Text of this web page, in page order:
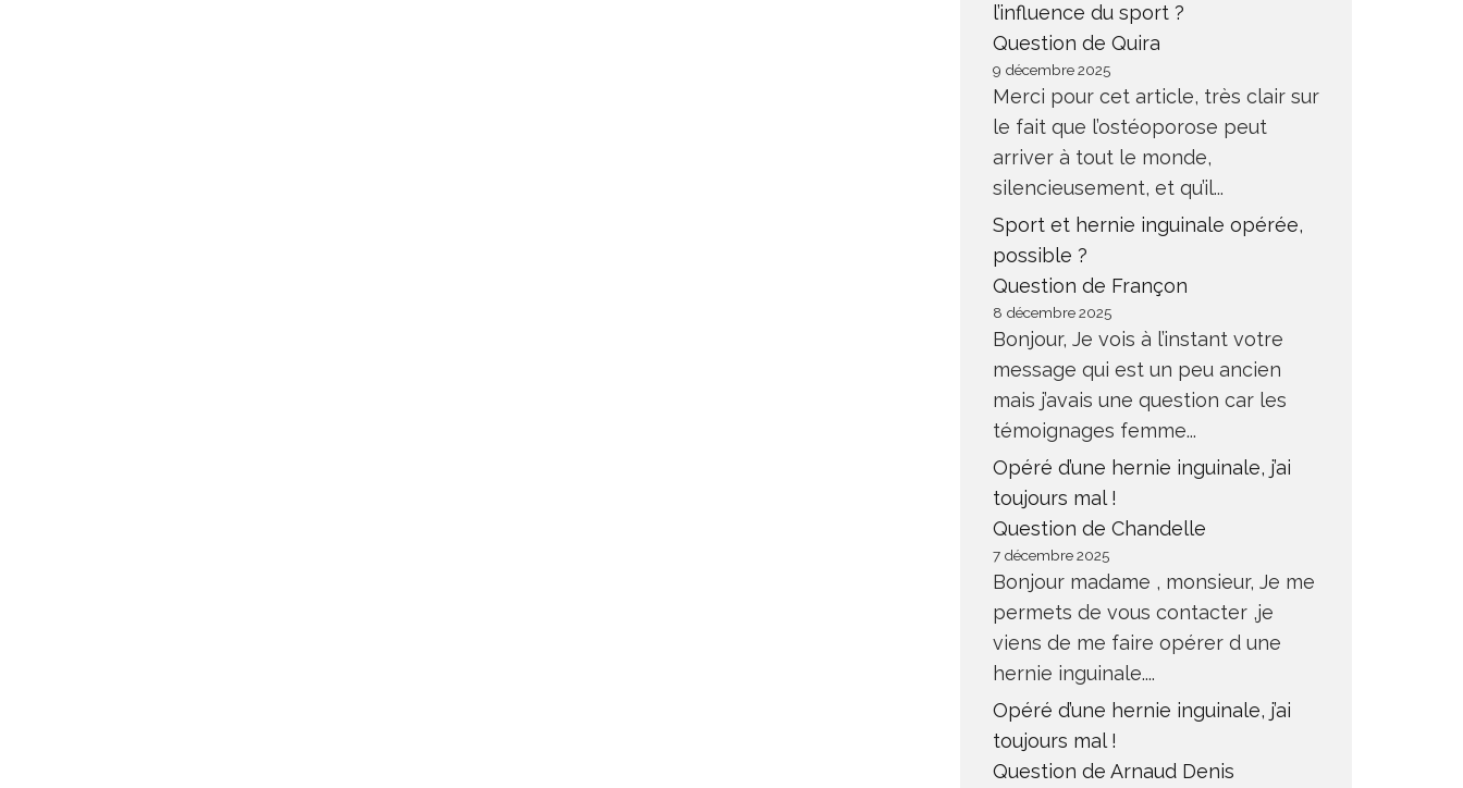
l’influence du sport ?
Question de Quira
9 décembre 2025
Merci pour cet article, très clair sur
le fait que l’ostéoporose peut
arriver à tout le monde,
silencieusement, et qu’il...
Sport et hernie inguinale opérée,
possible ?
Question de Françon
8 décembre 2025
Bonjour, Je vois à l’instant votre
message qui est un peu ancien
mais j’avais une question car les
témoignages femme...
Opéré d’une hernie inguinale, j’ai
toujours mal !
Question de Chandelle
7 décembre 2025
Bonjour madame , monsieur, Je me
permets de vous contacter ,je
viens de me faire opérer d une
hernie inguinale....
Opéré d’une hernie inguinale, j’ai
toujours mal !
Question de Arnaud Denis